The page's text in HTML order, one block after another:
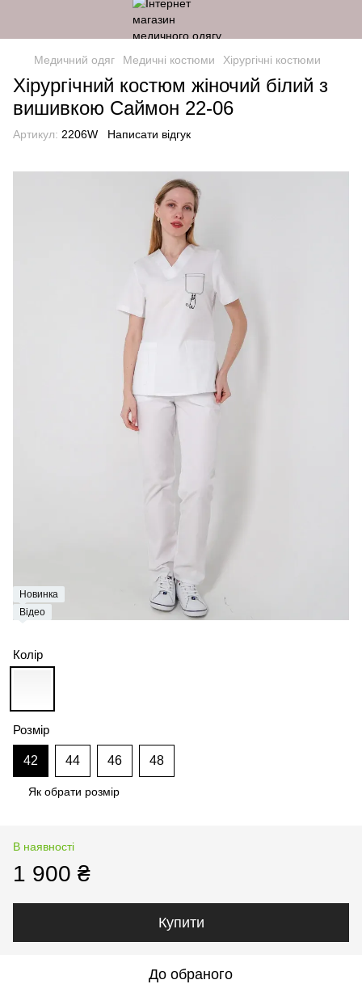
Медичний одяг Медичні костюми Хірургічні костюми
Хірургічний костюм жіночий білий з
вишивкою Саймон 22-06
Артикул: 2206W Написати відгук
Новинка
Відео
Колір
Розмір
42 44 46 48
Як обрати розмір
В наявності
1 900 ₴
Купити
До обраного